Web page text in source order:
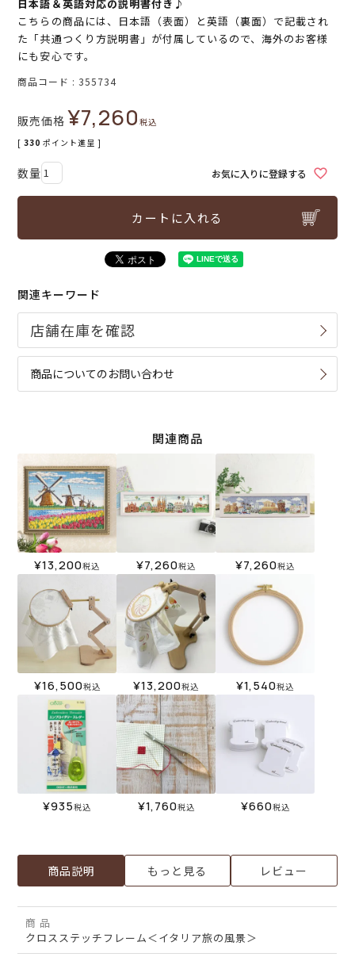
日本語＆英語対応の説明書付き♪
こちらの商品には、日本語（表面）と英語（裏面）で記載され
た「共通つくり方説明書」が付属しているので、海外のお客様
にも安心です。
商品コード 355734
販売価格 ¥7,260税込
[ 330 ポイント進呈 ]
お気に入りに登録する
カートに入れる
関連キーワード
商品についてのお問い合わせ
関連商品
¥13,200税込 ¥7,260税込 ¥7,260税込
¥16,500税込 ¥13,200税込 ¥1,540税込
¥935税込 ¥1,760税込 ¥660税込
商品説明 もっと見る レビュー
商 品
クロスステッチフレーム＜イタリア旅の風景＞